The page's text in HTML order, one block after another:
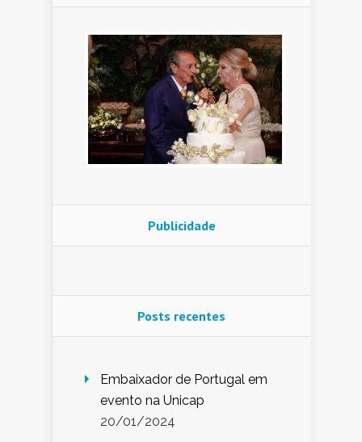
Publicidade
Posts recentes
Embaixador de Portugal em
evento na Unicap
20/01/2024